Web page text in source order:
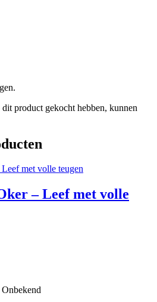
product gekocht hebben, kunnen
– Leef met volle